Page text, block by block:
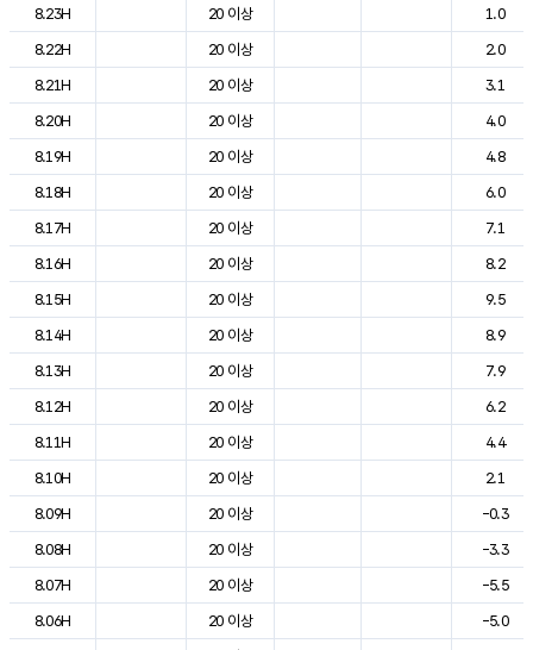
8.23H
20 이상
1.0
8.22H
20 이상
2.0
8.21H
20 이상
3.1
8.20H
20 이상
4.0
8.19H
20 이상
4.8
8.18H
20 이상
6.0
8.17H
20 이상
7.1
8.16H
20 이상
8.2
8.15H
20 이상
9.5
8.14H
20 이상
8.9
8.13H
20 이상
7.9
8.12H
20 이상
6.2
8.11H
20 이상
4.4
8.10H
20 이상
2.1
8.09H
20 이상
-0.3
8.08H
20 이상
-3.3
8.07H
20 이상
-5.5
8.06H
20 이상
-5.0